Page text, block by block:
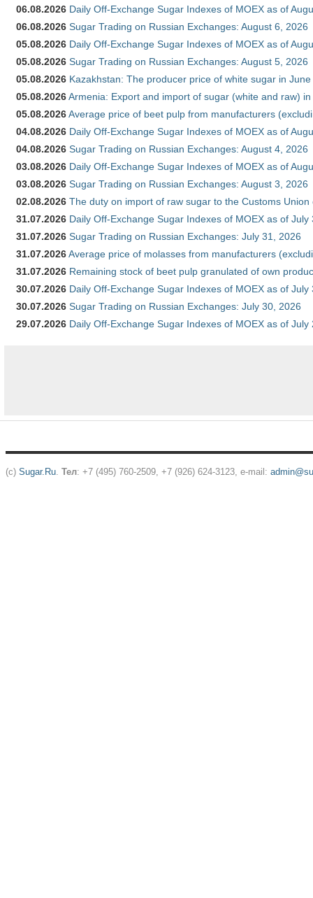
06.08.2026 Daily Off-Exchange Sugar Indexes of MOEX as of
06.08.2026 Sugar Trading on Russian Exchanges: August 6, 2026
05.08.2026 Daily Off-Exchange Sugar Indexes of MOEX as of
05.08.2026 Sugar Trading on Russian Exchanges: August 5, 2026
05.08.2026 Kazakhstan: The producer price of white sugar in
05.08.2026Armenia: Export and import of sugar (white and raw)
05.08.2026Average price of beet pulp from manufacturers
04.08.2026 Daily Off-Exchange Sugar Indexes of MOEX as of
04.08.2026 Sugar Trading on Russian Exchanges: August 4, 2026
03.08.2026 Daily Off-Exchange Sugar Indexes of MOEX as of
03.08.2026 Sugar Trading on Russian Exchanges: August 3, 2026
02.08.2026 The duty on import of raw sugar to the Customs
31.07.2026 Daily Off-Exchange Sugar Indexes of MOEX as of July
31.07.2026 Sugar Trading on Russian Exchanges: July 31, 2026
31.07.2026Average price of molasses from manufacturers
31.07.2026 Remaining stock of beet pulp granulated of own
30.07.2026 Daily Off-Exchange Sugar Indexes of MOEX as of July
30.07.2026 Sugar Trading on Russian Exchanges: July 30, 2026
29.07.2026 Daily Off-Exchange Sugar Indexes of MOEX as of July
(c) Sugar.Ru Тел: +7 (495) 760-2509, +7 (926) 624-3123, e-mail: